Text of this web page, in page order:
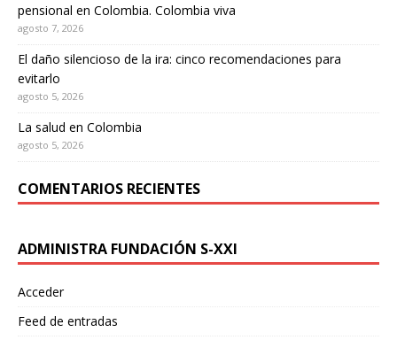
pensional en Colombia. Colombia viva
agosto 7, 2026
El daño silencioso de la ira: cinco recomendaciones para
evitarlo
agosto 5, 2026
La salud en Colombia
agosto 5, 2026
COMENTARIOS RECIENTES
ADMINISTRA FUNDACIÓN S-XXI
Acceder
Feed de entradas